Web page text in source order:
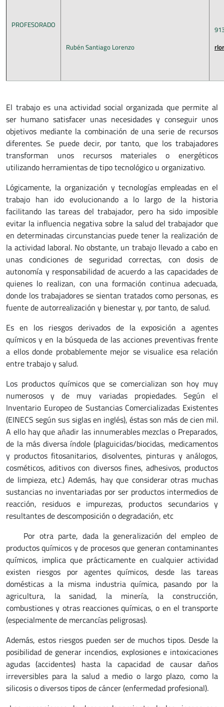
PROFESORADO
Rubén Santiago Lorenzo
El trabajo es una actividad social organizada que permite al
ser humano satisfacer unas necesidades y conseguir unos
objetivos mediante la combinación de una serie de recursos
diferentes. Se puede decir, por tanto, que los trabajadores
transforman unos recursos materiales o energéticos
utilizando herramientas de tipo tecnológico u organizativo.
Lógicamente, la organización y tecnologías empleadas en el
trabajo han ido evolucionando a lo largo de la historia
facilitando las tareas del trabajador, pero ha sido imposible
evitar la influencia negativa sobre la salud del trabajador que
en determinadas circunstancias puede tener la realización de
la actividad laboral. No obstante, un trabajo llevado a cabo en
unas condiciones de seguridad correctas, con dosis de
autonomía y responsabilidad de acuerdo a las capacidades de
quienes lo realizan, con una formación continua adecuada,
donde los trabajadores se sientan tratados como personas, es
fuente de autorrealización y bienestar y, por tanto, de salud.
Es en los riesgos derivados de la exposición a agentes
químicos y en la búsqueda de las acciones preventivas frente
a ellos donde probablemente mejor se visualice esa relación
entre trabajo y salud.
Los productos químicos que se comercializan son hoy muy
numerosos y de muy variadas propiedades. Según el
Inventario Europeo de Sustancias Comercializadas Existentes
(EINECS según sus siglas en inglés), éstas son más de cien mil.
A ello hay que añadir las innumerables mezclas o Preparados,
de la más diversa índole (plaguicidas/biocidas, medicamentos
y productos fitosanitarios, disolventes, pinturas y análogos,
cosméticos, aditivos con diversos fines, adhesivos, productos
de limpieza, etc.) Además, hay que considerar otras muchas
sustancias no inventariadas por ser productos intermedios de
reacción, residuos e impurezas, productos secundarios y
resultantes de descomposición o degradación, etc
Por otra parte, dada la generalización del empleo de
productos químicos y de procesos que generan contaminantes
químicos, implica que prácticamente en cualquier actividad
existen riesgos por agentes químicos, desde las tareas
domésticas a la misma industria química, pasando por la
agricultura, la sanidad, la minería, la construcción,
combustiones y otras reacciones químicas, o en el transporte
(especialmente de mercancías peligrosas).
Además, estos riesgos pueden ser de muchos tipos. Desde la
posibilidad de generar incendios, explosiones e intoxicaciones
agudas (accidentes) hasta la capacidad de causar daños
irreversibles para la salud a medio o largo plazo, como la
silicosis o diversos tipos de cáncer (enfermedad profesional).